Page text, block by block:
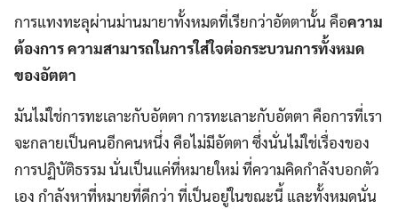
การแทงทะลุผ่านม่านมายาทั้งหมดที่เรียกว่าอัตตานั้น คือความ
ต้องการ ความสามารถในการใส่ใจต่อกระบวนการทั้งหมด
ของอัตตา
มันไม่ใช่การทะเลาะกับอัตตา การทะเลาะกับอัตตา คือการที่เรา
จะกลายเป็นคนอีกคนหนึ่ง คือไม่มีอัตตา ซึ่งนั่นไม่ใช่เรื่องของ
การปฏิบัติธรรม นั่นเป็นแค่ที่หมายใหม่ ที่ความคิดกำลังบอกตัว
เอง กำลังหาที่หมายที่ดีกว่า ที่เป็นอยู่ในขณะนี้ และทั้งหมดนั่น